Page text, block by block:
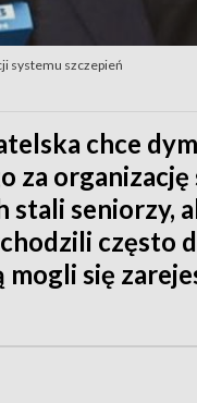
systemu szczepień
chce
za
seniorzy,
często
mogli się